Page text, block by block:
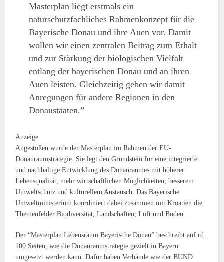
Masterplan liegt erstmals ein
naturschutzfachliches Rahmenkonzept für die
Bayerische Donau und ihre Auen vor. Damit
wollen wir einen zentralen Beitrag zum Erhalt
und zur Stärkung der biologischen Vielfalt
entlang der bayerischen Donau und an ihren
Auen leisten. Gleichzeitig geben wir damit
Anregungen für andere Regionen in den
Donaustaaten.”
Anzeige
Angestoßen wurde der Masterplan im Rahmen der EU-
Donauraumstrategie. Sie legt den Grundstein für eine integrierte
und nachhaltige Entwicklung des Donauraumes mit höherer
Lebensqualität, mehr wirtschaftlichen Möglichkeiten, besserem
Umweltschutz und kulturellem Austausch. Das Bayerische
Umweltministerium koordiniert dabei zusammen mit Kroatien die
Themenfelder Biodiversität, Landschaften, Luft und Boden.
Der “Masterplan Lebensraum Bayerische Donau” beschreibt auf rd.
100 Seiten, wie die Donauraumstrategie gezielt in Bayern
umgesetzt werden kann. Dafür haben Verbände wie der BUND